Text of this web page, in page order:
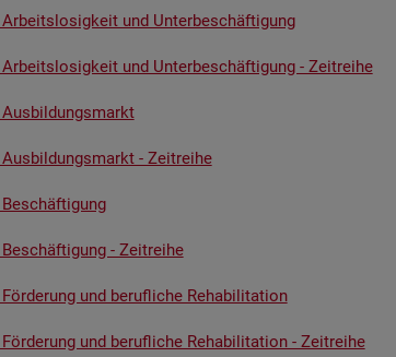
und Un­ter­be­schäf­ti­gung
und Un­ter­be­schäf­ti­gung - Zeit­rei­he
- Zeit­rei­he
- Zeit­rei­he
und be­ruf­li­che Re­ha­bi­li­ta­ti­on
und be­ruf­li­che Re­ha­bi­li­ta­ti­on - Zeit­rei­he